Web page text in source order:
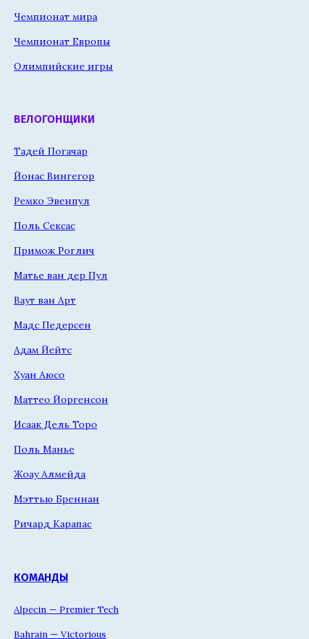
Чемпионат мира
Чемпионат Европы
Олимпийские игры
ВЕЛОГОНЩИКИ
Тадей Погачар
Йонас Вингегор
Ремко Эвенпул
Поль Сексас
Примож Роглич
Матье ван дер Пул
Ваут ван Арт
Мадс Педерсен
Адам Йейтс
Хуан Аюсо
Маттео Йоргенсон
Исаак Дель Торо
Поль Манье
Жоау Алмейда
Мэттью Бреннан
Ричард Карапас
КОМАНДЫ
Alpecin — Premier Tech
Bahrain — Victorious